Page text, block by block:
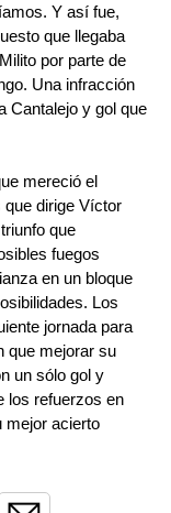
Y así fue,
que llegaba
por parte de
Una infracción
Cantalejo y gol que
mereció el
dirige Víctor
que
fuegos
en un bloque
Los
jornada para
que mejorar su
un sólo gol y
los refuerzos en
mejor acierto